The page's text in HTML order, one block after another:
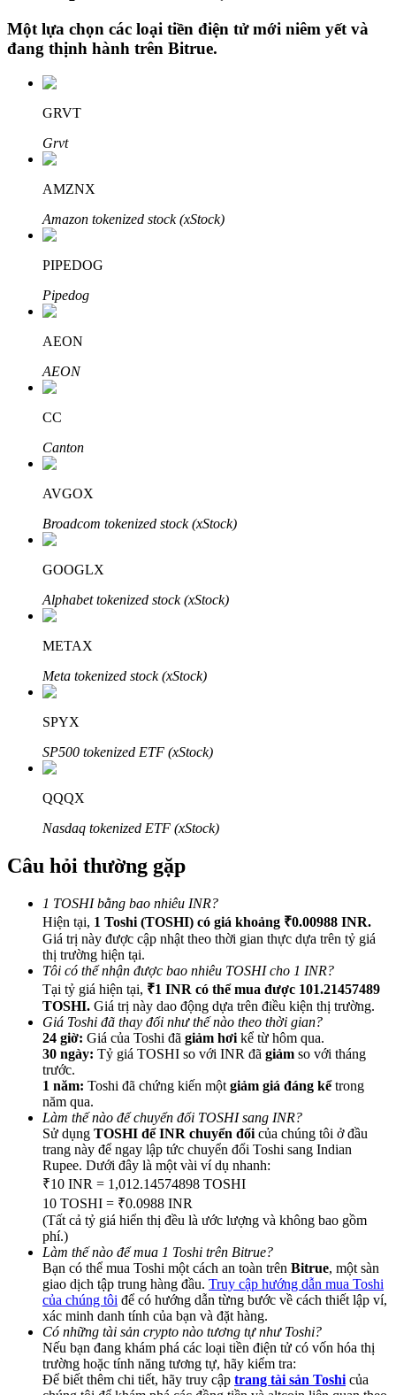
Đầu tư cố định và quản lý tài chính
Tận hưởng việc quản lý tài chính hiện tại và thu nhập lâu dài
Staking 101
Tìm hiểu về kiếm thu nhập thụ động
Đối tác Bitrue
Đối tác Bitrue
Mời một người bạn để nhận phần thưởng tiền mặt
BTC Welcome Rewards
BTC Welcome Rewards
Deposit & Trade BTC to Share 25000 USDT prize pool!
Deposit CASHCAT & Win
Share 500000 CASHCAT prize pool
Exclusive for BitMart Users
Một lựa chọn các loại tiền điện tử mới niêm yết và
đang thịnh hành trên Bitrue.
GRVT
Grvt
AMZNX
Amazon tokenized stock (xStock)
PIPEDOG
Pipedog
AEON
AEON
CC
Canton
AVGOX
Broadcom tokenized stock (xStock)
GOOGLX
Alphabet tokenized stock (xStock)
METAX
Meta tokenized stock (xStock)
SPYX
SP500 tokenized ETF (xStock)
QQQX
Nasdaq tokenized ETF (xStock)
Câu hỏi thường gặp
1 TOSHI bằng bao nhiêu INR?
Hiện tại, 1 Toshi (TOSHI) có giá khoảng ₹0.00988 INR.
Giá trị này được cập nhật theo thời gian thực dựa trên tỷ giá
thị trường hiện tại.
Tôi có thể nhận được bao nhiêu TOSHI cho 1 INR?
Tại tỷ giá hiện tại, ₹1 INR có thể mua được 101.21457489
TOSHI. Giá trị này dao động dựa trên điều kiện thị trường.
Giá Toshi đã thay đổi như thế nào theo thời gian?
24 giờ: Giá của Toshi đã giảm hơi kể từ hôm qua.
30 ngày: Tỷ giá TOSHI so với INR đã giảm so với tháng
trước.
1 năm: Toshi đã chứng kiến một giảm giá đáng kểtrong
năm qua.
Làm thế nào để chuyển đổi TOSHI sang INR?
Sử dụng TOSHI để INR chuyển đổi của chúng tôi ở đầu
trang này để ngay lập tức chuyển đổi Toshi sang Indian
Rupee. Dưới đây là một vài ví dụ nhanh:
₹10 INR = 1,012.14574898 TOSHI
10 TOSHI = ₹0.0988 INR
(Tất cả tỷ giá hiển thị đều là ước lượng và không bao gồm
phí.)
Làm thế nào để mua 1 Toshi trên Bitrue?
Bạn có thể mua Toshi một cách an toàn trên Bitrue, một sàn
giao dịch tập trung hàng đầu. Truy cập hướng dẫn mua Toshi
của chúng tôi để có hướng dẫn từng bước về cách thiết lập ví,
xác minh danh tính của bạn và đặt hàng.
Có những tài sản crypto nào tương tự như Toshi?
Nếu bạn đang khám phá các loại tiền điện tử có vốn hóa thị
trường hoặc tính năng tương tự, hãy kiểm tra:
Để biết thêm chi tiết, hãy truy cập trang tài sản Toshi của